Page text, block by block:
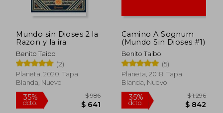
Mundo sin Dioses 2 la
Razon y la ira
Benito Taibo
(2)
Planeta, 2020, Tapa
Blanda, Nuevo
Camino A Sognum
(Mundo Sin Dioses #1)
Benito Taibo
(5)
Planeta, 2018, Tapa
Blanda, Nuevo